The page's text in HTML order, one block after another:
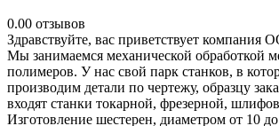
0.00 отзывов
Здравствуйте, вас приветствует компания
Мы занимаемся механической обработкой
полимеров. У нас свой парк станков, в
производим детали по чертежу, образцу
входят станки токарной, фрезерной,
Изготовление шестерен, диаметром от 10